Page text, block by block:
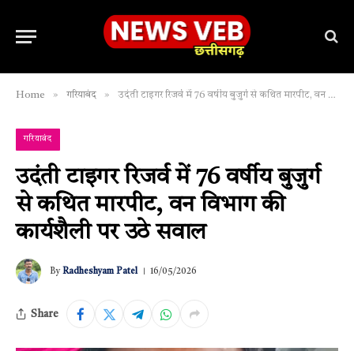
Home » गरियाबंद » उदंती टाइगर रिजर्व में 76 वर्षीय बुजुर्ग से कथित मारपीट, वन विभाग की कार्यशैली पर उठे सवाल
गरियाबंद
उदंती टाइगर रिजर्व में 76 वर्षीय बुजुर्ग
से कथित मारपीट, वन विभाग की
कार्यशैली पर उठे सवाल
By Radheshyam Patel 16/05/2026
Share